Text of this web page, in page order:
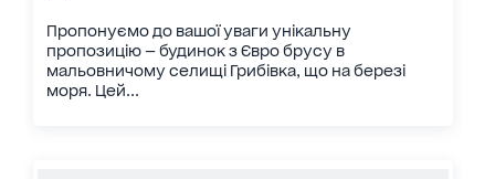
Пропонуємо до вашої уваги унікальну
пропозицію — будинок з Євро брусу в
мальовничому селищі Грибівка, що на березі
моря. Цей...